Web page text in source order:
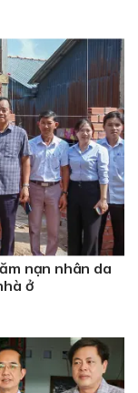
nạn nhân da
ở